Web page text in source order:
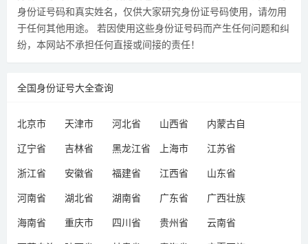
身份证号码和真实姓名，仅供大家研究身份证号码使用，请勿用
于任何其他用途。 若因使用这些身份证号码而产生任何问题和纠
纷，本网站不承担任何直接或间接的责任！
全国身份证号大全查询
北京市 天津市 河北省 山西省
内蒙古自
治区
辽宁省 吉林省 黑龙江省 上海市
江苏省
浙江省
安徽省 福建省 江西省
山东省
河南省
湖北省 湖南省 广东省
广西壮族
自治区
海南省 重庆市 四川省 贵州省
云南省